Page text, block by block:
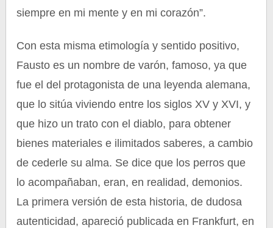
siempre en mi mente y en mi corazón”.
Con esta misma etimología y sentido positivo,
Fausto es un nombre de varón, famoso, ya que
fue el del protagonista de una leyenda alemana,
que lo sitúa viviendo entre los siglos XV y XVI, y
que hizo un trato con el diablo, para obtener
bienes materiales e ilimitados saberes, a cambio
de cederle su alma. Se dice que los perros que
lo acompañaban, eran, en realidad, demonios.
La primera versión de esta historia, de dudosa
autenticidad, apareció publicada en Frankfurt, en